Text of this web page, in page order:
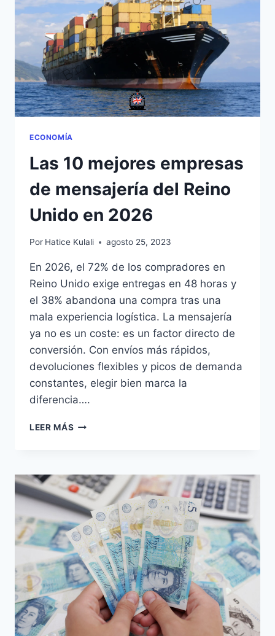
ECONOMÍA
Las 10 mejores empresas
de mensajería del Reino
Unido en 2026
Por Hatice Kulali agosto 25, 2023
En 2026, el 72% de los compradores en
Reino Unido exige entregas en 48 horas y
el 38% abandona una compra tras una
mala experiencia logística. La mensajería
ya no es un coste: es un factor directo de
conversión. Con envíos más rápidos,
devoluciones flexibles y picos de demanda
constantes, elegir bien marca la
diferencia….
LEER MÁS LAS
DE
MENSAJERÍA
DEL
REINO
UNIDO
EN
2026